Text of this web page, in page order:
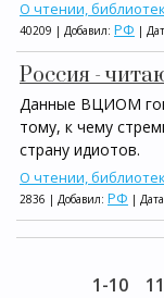
О чтении,
40209 | Добавил: РФ |
Россия -
Данные ВЦИОМ
тому, к чему
страну идиотов.
О чтении,
2836 | Добавил: РФ |
1-10